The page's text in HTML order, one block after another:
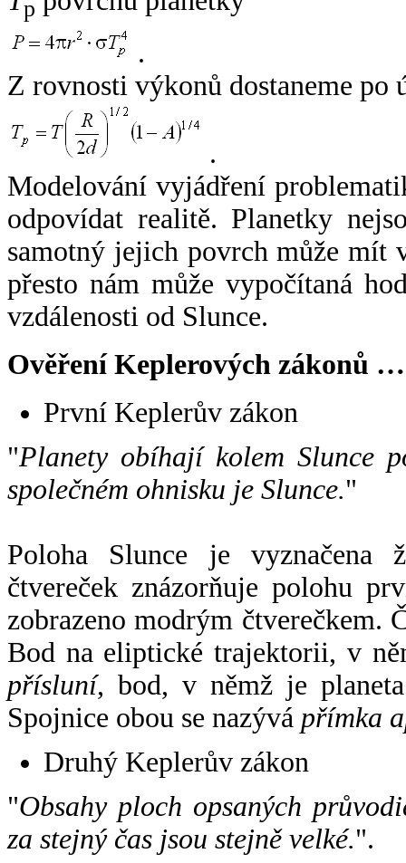
p
.
Z rovnosti výkonů dostaneme po
.
Modelování vyjádření
odpovídat realitě. Planetky
samotný jejich povrch může mít
přesto nám může vypočítaná
vzdálenosti od Slunce.
Ověření Keplerových zákonů …
První Keplerův zákon
"Planety obíhají kolem Slunce
společném ohnisku je Slunce."
Poloha Slunce je vyznačena
čtvereček znázorňuje polohu
zobrazeno modrým čtverečkem.
Bod na eliptické trajektorii, v
přísluní, bod, v němž je
Spojnice obou se nazývá přímka
Druhý Keplerův zákon
"Obsahy ploch opsaných
za stejný čas jsou stejně velké.".